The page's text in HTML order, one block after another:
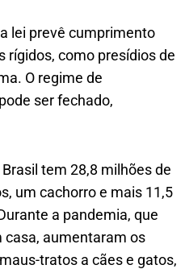
lei prevê cumprimento
como presídios de
O regime de
ser fechado,
tem 28,8 milhões de
um cachorro e mais 11,5
a pandemia, que
aumentaram os
tratos a cães e gatos,